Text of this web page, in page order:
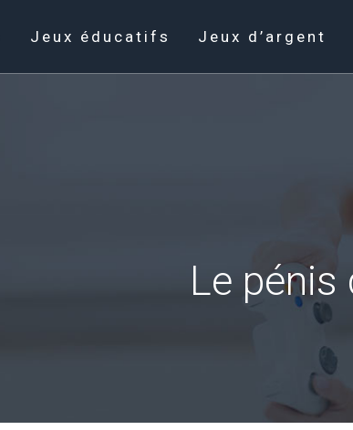
Jeux éducatifs Jeux d’argent
Le pénis